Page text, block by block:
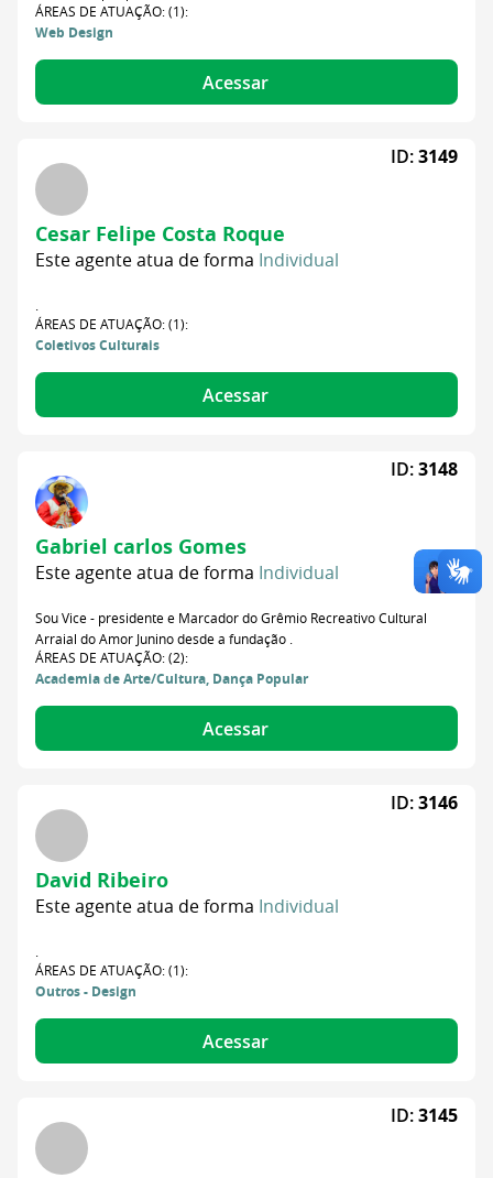
ÁREAS DE ATUAÇÃO: (1):
Web Design
Acessar
Cesar Felipe Costa Roque
Este agente atua de forma Individual
ID:3149
ÁREAS DE ATUAÇÃO: (1):
Coletivos Culturais
Acessar
Gabriel carlos Gomes
Este agente atua de forma Individual
ID:3148
Sou Vice - presidente e Marcador do Grêmio Recreativo Cultural
Arraial do Amor Junino desde a fundação .
ÁREAS DE ATUAÇÃO: (2):
Academia de Arte/Cultura, Dança Popular
Acessar
David Ribeiro
Este agente atua de forma Individual
ID:3146
ÁREAS DE ATUAÇÃO: (1):
Outros - Design
Acessar
ID:3145